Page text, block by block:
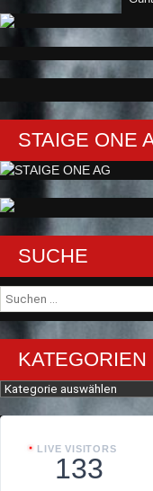
STAIGE ONE
SUCHE
Suche
nach:
KATEGORIEN
Kategorien
LIVE VISITORS
133